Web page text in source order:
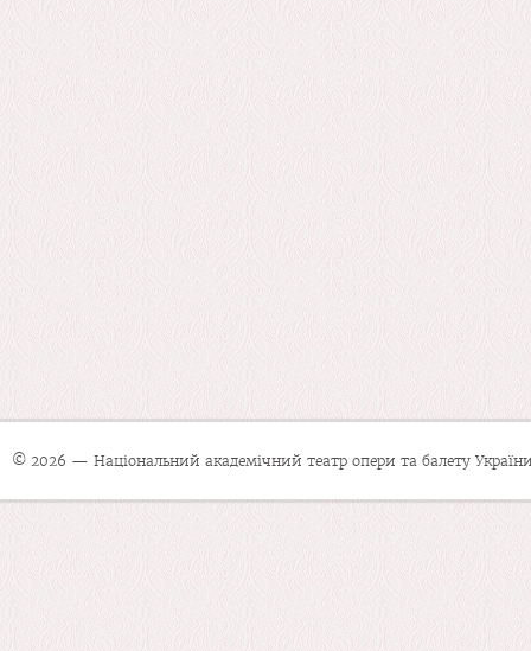
© 2026 — Національний академічний театр опери та балету